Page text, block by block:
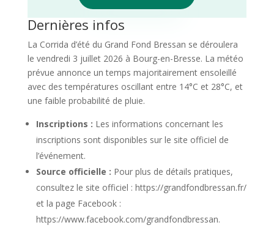
Dernières infos
La Corrida d’été du Grand Fond Bressan se déroulera
le vendredi 3 juillet 2026 à Bourg-en-Bresse. La météo
prévue annonce un temps majoritairement ensoleillé
avec des températures oscillant entre 14°C et 28°C, et
une faible probabilité de pluie.
Inscriptions : Les informations concernant les
inscriptions sont disponibles sur le site officiel de
l’événement.
Source officielle : Pour plus de détails pratiques,
consultez le site officiel : https://grandfondbressan.fr/
et la page Facebook :
https://www.facebook.com/grandfondbressan.